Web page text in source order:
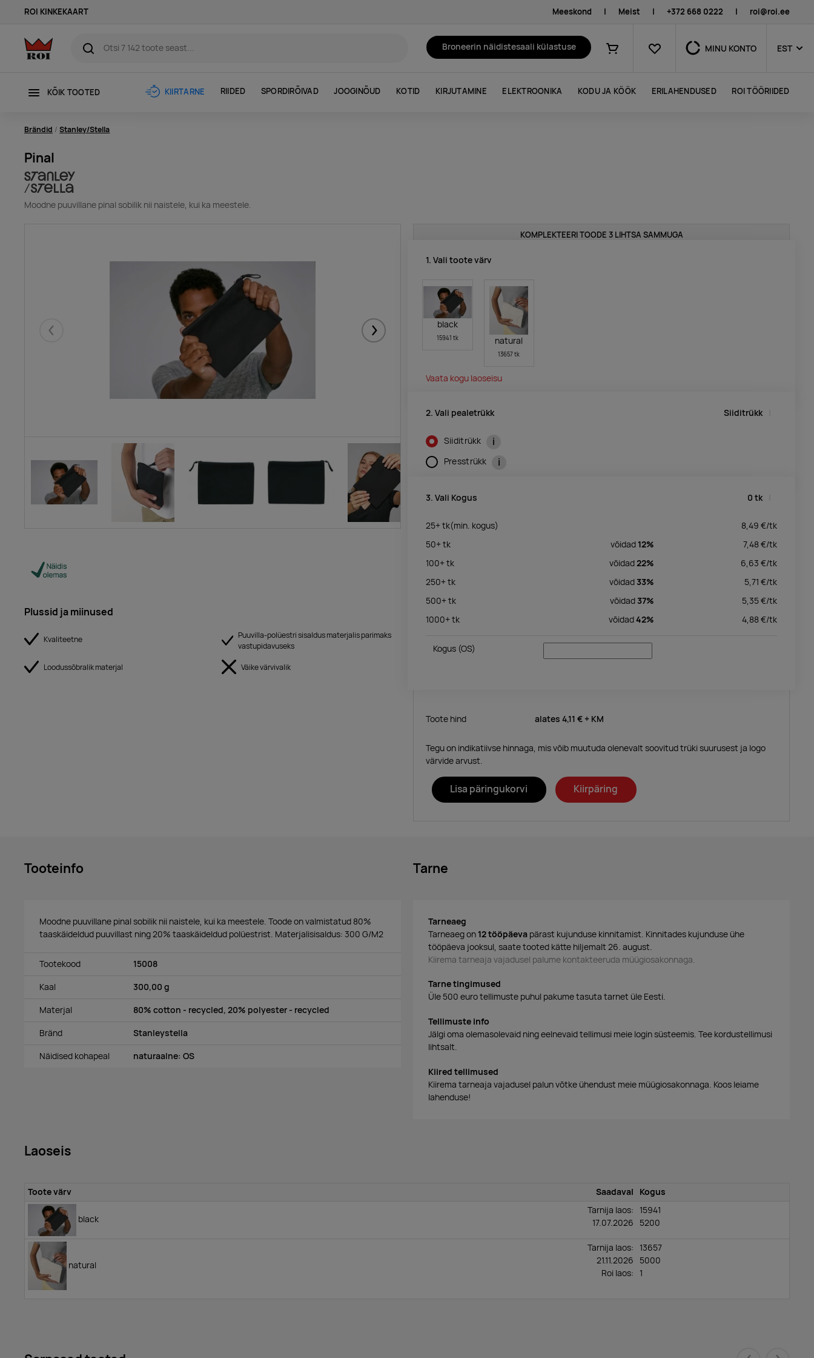
ROI KINKEKAART Meeskond | Meist | +372 668 0222 | roi@roi.ee
Broneerin näidistesaali külastuse
Ostukorv
Lemmikud MINU KONTO EST
KÕIK TOOTED KIIRTARNE RIIDED SPORDIRÕIVAD JOOGINÕUD KOTID KIRJUTAMINE ELEKTROONIKA KODU JA KÖÖK ERILAHENDUSED ROI TÖÖRIIDED
Brändid Stanley/Stella
Pinal
Moodne puuvillane pinal sobilik nii naistele, kui ka meestele.
Eelmised Järgmised
Plussid ja miinused
Kvaliteetne
Puuvilla-polüestri sisaldus materjalis parimaks
vastupidavuseks
Loodussõbralik materjal Väike värvivalik
KOMPLEKTEERI TOODE 3 LIHTSA SAMMUGA
1. Vali toote värv
black
15941 tk natural
13657 tk
Vaata kogu laoseisu
2. Vali pealetrükk Siiditrükk
Siiditrükk i
Presstrükk i
3. Vali Kogus 0 tk
25+tk(min. kogus) 8,49 €/tk
50+tk võidad 12% 7,48€/tk
100+tk võidad 22% 6,63 €/tk
250+tk võidad 33% 5,71 €/tk
500+tk võidad 37% 5,35€/tk
1000+tk võidad42% 4,88€/tk
Kogus(OS)
Toote hind alates 4,11 € + KM
Tegu on indikatiivse hinnaga, mis võib muutuda olenevalt soovitud trüki suurusest ja logo
värvide arvust.
Lisa päringukorvi Kiirpäring
Tooteinfo
Moodne puuvillane pinal sobilik nii naistele, kui ka meestele. Toode on valmistatud 80%
taaskäideldud puuvillast ning 20% taaskäideldud polüestrist. Materjalisisaldus: 300 G/M2
Tootekood 15008
Kaal 300,00 g
Materjal 80% cotton - recycled, 20% polyester - recycled
Bränd Stanleystella
Näidised kohapeal naturaalne: OS
Tarne
Tarneaeg
Tarneaeg on 12 tööpäeva pärast kujunduse kinnitamist. Kinnitades kujunduse ühe
tööpäeva jooksul, saate tooted kätte hiljemalt 26. august.
Kiirema tarneaja vajadusel palume kontakteeruda müügiosakonnaga.
Tarne tingimused
Üle 500 euro tellimuste puhul pakume tasuta tarnet üle Eesti.
Tellimuste info
Jälgi oma olemasolevaid ning eelnevaid tellimusi meie login süsteemis. Tee kordustellimusi
lihtsalt.
Kiired tellimused
Kiirema tarneaja vajadusel palun võtke ühendust meie müügiosakonnaga. Koos leiame
lahenduse!
Laoseis
Toote värv Saadaval Kogus
black
Tarnija laos:
17.07.2026
15941
5200
natural
Tarnija laos:
21.11.2026
Roi laos:
13657
5000
1